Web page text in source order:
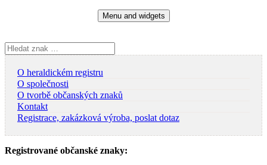
Menu and widgets
Vyhledávání
O heraldickém registru
O společnosti
O tvorbě občanských znaků
Kontakt
Registrace, zakázková výroba, poslat dotaz
Registrované občanské znaky: